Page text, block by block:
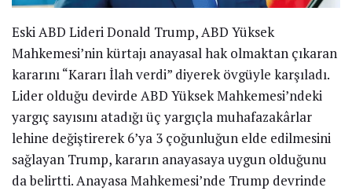
Eski ABD Lideri Donald Trump, ABD Yüksek
Mahkemesi’nin kürtajı anayasal hak olmaktan çıkaran
kararını “Kararı İlah verdi” diyerek övgüyle karşıladı.
Lider olduğu devirde ABD Yüksek Mahkemesi’ndeki
yargıç sayısını atadığı üç yargıçla muhafazakârlar
lehine değiştirerek 6’ya 3 çoğunluğun elde edilmesini
sağlayan Trump, kararın anayasaya uygun olduğunu
da belirtti. Anayasa Mahkemesi’nde Trump devrinde